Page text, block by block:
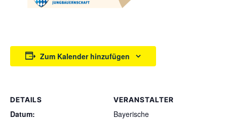
Zum Kalender hinzufügen
DETAILS
Datum:
VERANSTALTER
Bayerische